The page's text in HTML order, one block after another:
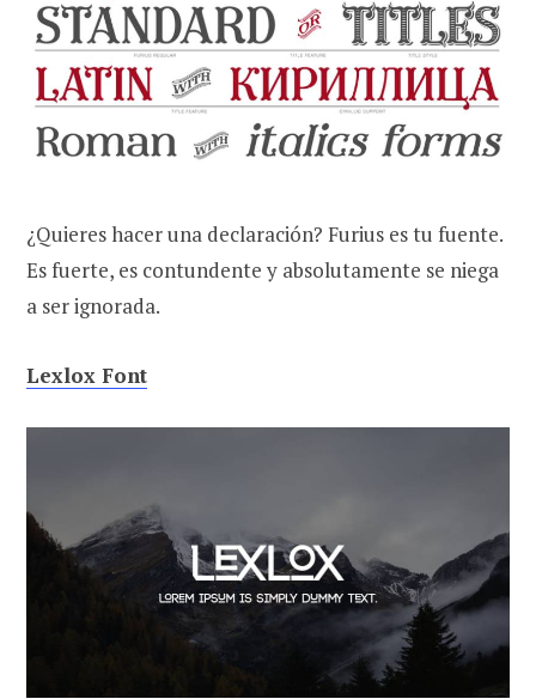
¿Quieres hacer una declaración? Furius es tu fuente.
Es fuerte, es contundente y absolutamente se niega
a ser ignorada.
Lexlox Font